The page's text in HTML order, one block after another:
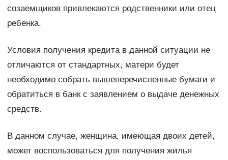
созаемщиков привлекаются родственники или отец
ребенка.
Условия получения кредита в данной ситуации не
отличаются от стандартных, матери будет
необходимо собрать вышеперечисленные бумаги и
обратиться в банк с заявлением о выдаче денежных
средств.
В данном случае, женщина, имеющая двоих детей,
может воспользоваться для получения жилья